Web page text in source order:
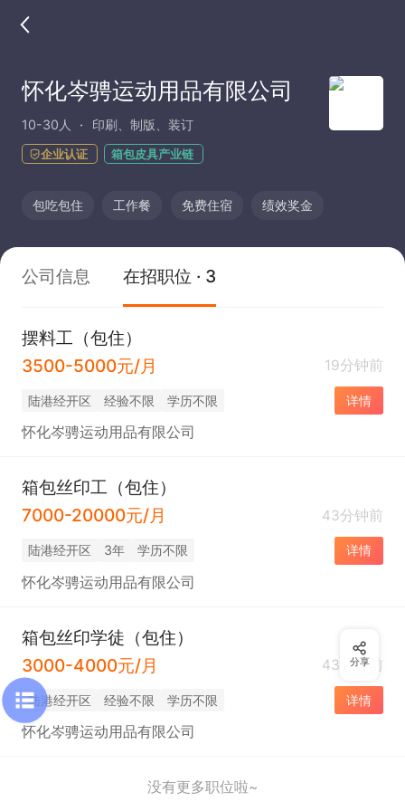
怀化岑骋运动用品有限公司
10-30人 印刷、制版、装订
企业认证 箱包皮具产业链
包吃包住 工作餐 免费住宿 绩效奖金
公司信息 在招职位 · 3
摆料工（包住）
3500-5000元/月
19分钟前
陆港经开区 经验不限 学历不限 详情
怀化岑骋运动用品有限公司
箱包丝印工（包住）
7000-20000元/月
43分钟前
陆港经开区 3年 学历不限 详情
怀化岑骋运动用品有限公司
箱包丝印学徒（包住）
3000-4000元/月
43分钟前
陆港经开区 经验不限 学历不限 详情
怀化岑骋运动用品有限公司
没有更多职位啦~
分享